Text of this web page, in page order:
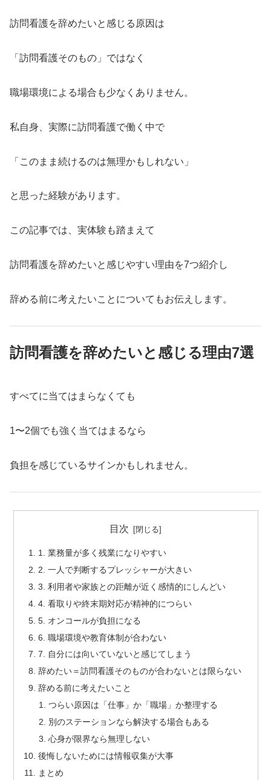
訪問看護を辞めたいと感じる原因は
「訪問看護そのもの」ではなく
職場環境による場合も少なくありません。
私自身、実際に訪問看護で働く中で
「このまま続けるのは無理かもしれない」
と思った経験があります。
この記事では、実体験も踏まえて
訪問看護を辞めたいと感じやすい理由を7つ紹介し
辞める前に考えたいことについてもお伝えします。
訪問看護を辞めたいと感じる理由7選
すべてに当てはまらなくても
1〜2個でも強く当てはまるなら
負担を感じているサインかもしれません。
目次
1. 業務量が多く残業になりやすい
2. 一人で判断するプレッシャーが大きい
3. 利用者や家族との距離が近く感情的にしんどい
4. 看取りや終末期対応が精神的につらい
5. オンコールが負担になる
6. 職場環境や教育体制が合わない
7. 自分には向いていないと感じてしまう
辞めたい＝訪問看護そのものが合わないとは限らない
辞める前に考えたいこと
つらい原因は「仕事」か「職場」か整理する
別のステーションなら解決する場合もある
心身が限界なら無理しない
後悔しないためには情報収集が大事
まとめ